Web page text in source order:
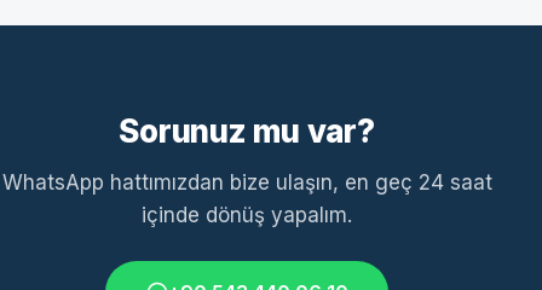
Sorunuz mu var?
WhatsApp hattımızdan bize ulaşın, en geç 24 saat
içinde dönüş yapalım.